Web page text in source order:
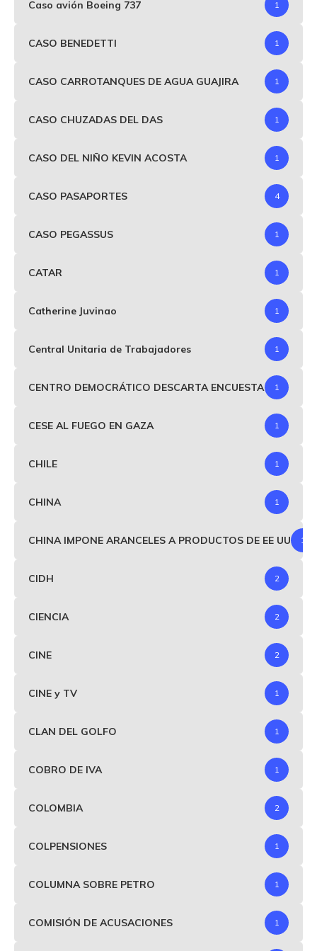
Caso avión Boeing 737 1
CASO BENEDETTI 1
CASO CARROTANQUES DE AGUA GUAJIRA 1
CASO CHUZADAS DEL DAS 1
CASO DEL NIÑO KEVIN ACOSTA 1
CASO PASAPORTES 4
CASO PEGASSUS 1
CATAR 1
Catherine Juvinao 1
Central Unitaria de Trabajadores 1
CENTRO DEMOCRÁTICO DESCARTA ENCUESTA 1
CESE AL FUEGO EN GAZA 1
CHILE 1
CHINA 1
CHINA IMPONE ARANCELES A PRODUCTOS DE EE UU 1
CIDH 2
CIENCIA 2
CINE 2
CINE y TV 1
CLAN DEL GOLFO 1
COBRO DE IVA 1
COLOMBIA 2
COLPENSIONES 1
COLUMNA SOBRE PETRO 1
COMISIÓN DE ACUSACIONES 1